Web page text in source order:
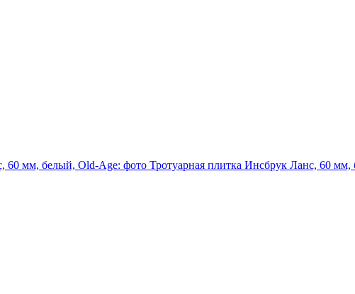
Тротуарная плитка Инсбрук Ланс, 60